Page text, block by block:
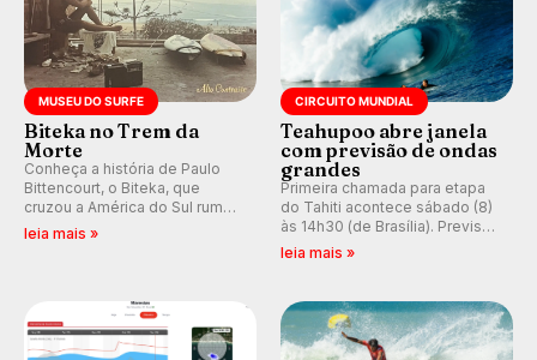
MUSEU DO SURFE
Biteka no Trem da
Morte
Conheça a história de Paulo
Bittencourt, o Biteka, que
cruzou a América do Sul rumo
ao Pacífico em uma jornada
que se tornou um marco de
leia mais »
CIRCUITO MUNDIAL
Teahupoo abre janela
com previsão de ondas
grandes
Primeira chamada para etapa
do Tahiti acontece sábado (8)
às 14h30 (de Brasília). Previsão
indica swell consistente.
Medina embarca para evento e
Kelly Slater convidado.
leia mais »